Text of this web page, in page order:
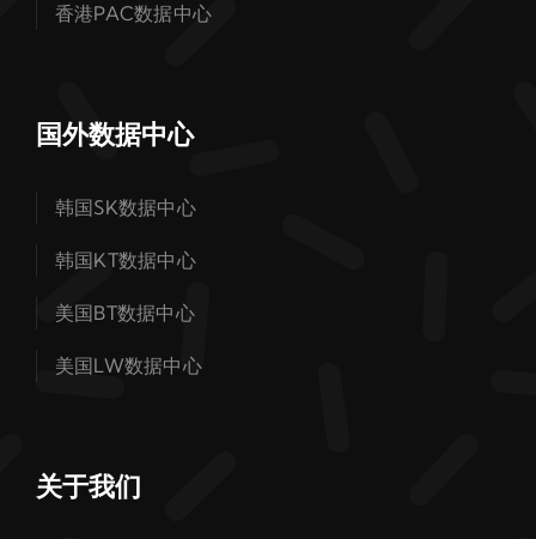
香港PAC数据中心
国外数据中心
韩国SK数据中心
韩国KT数据中心
美国BT数据中心
美国LW数据中心
关于我们